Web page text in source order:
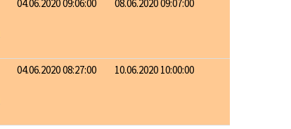
04.06.2020 09:06:00 08.06.2020 09:07:00
04.06.2020 08:27:00 10.06.2020 10:00:00